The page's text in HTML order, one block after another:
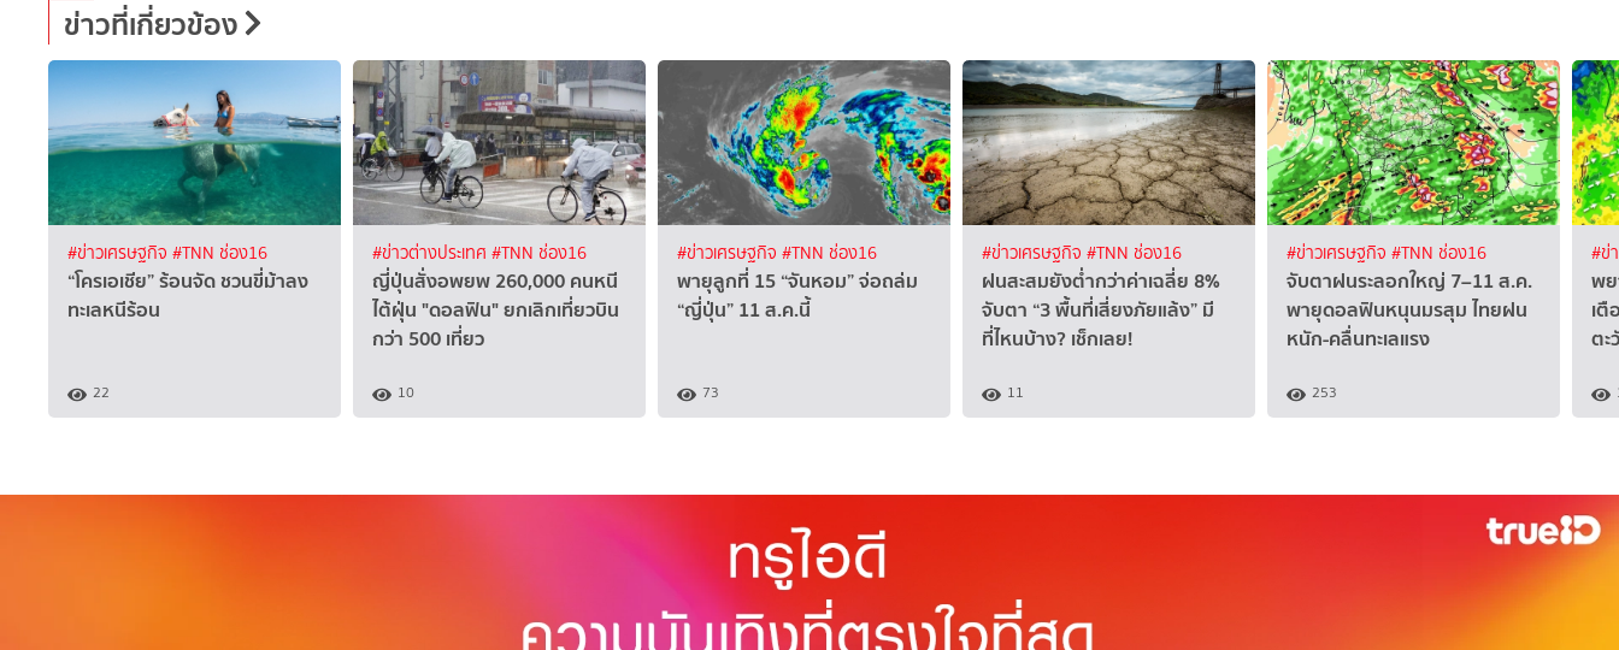
ข่าวที่เกี่ยวข้อง
#ข่าวเศรษฐกิจ #TNN ช่อง16
“โครเอเชีย” ร้อนจัด ชวนขี่ม้าลง
ทะเลหนีร้อน
22
#ข่าวต่างประเทศ #TNN ช่อง16
ญี่ปุ่นสั่งอพยพ 260,000 คนหนี
ไต้ฝุ่น "ดอลฟิน" ยกเลิกเที่ยวบิน
กว่า 500 เที่ยว
10
#ข่าวเศรษฐกิจ #TNN ช่อง16
พายุลูกที่ 15 “จันหอม” จ่อถล่ม
“ญี่ปุ่น” 11 ส.ค.นี้
73
#ข่าวเศรษฐกิจ #TNN ช่อง16
ฝนสะสมยังต่ำกว่าค่าเฉลี่ย 8%
จับตา “3 พื้นที่เสี่ยงภัยแล้ง” มี
ที่ไหนบ้าง? เช็กเลย!
11
#ข่าวเศรษฐกิจ #TNN ช่อง16
จับตาฝนระลอกใหญ่ 7–11 ส.ค.
พายุดอลฟินหนุนมรสุม ไทยฝน
หนัก-คลื่นทะเลแรง
253
#ข่
พ
เ
ต